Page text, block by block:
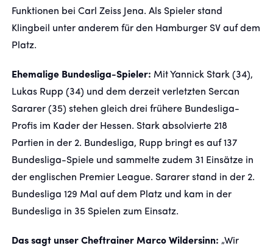
Funktionen bei Carl Zeiss Jena. Als Spieler stand
Klingbeil unter anderem für den Hamburger SV auf dem
Platz.
Ehemalige Bundesliga-Spieler: Mit Yannick Stark (34),
Lukas Rupp (34) und dem derzeit verletzten Sercan
Sararer (35) stehen gleich drei frühere Bundesliga-
Profis im Kader der Hessen. Stark absolvierte 218
Partien in der 2. Bundesliga, Rupp bringt es auf 137
Bundesliga-Spiele und sammelte zudem 31 Einsätze in
der englischen Premier League. Sararer stand in der 2.
Bundesliga 129 Mal auf dem Platz und kam in der
Bundesliga in 35 Spielen zum Einsatz.
Das sagt unser Cheftrainer Marco Wildersinn: „Wir